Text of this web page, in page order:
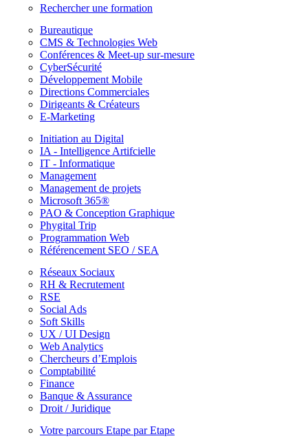
Rechercher une formation
Bureautique
CMS & Technologies Web
Conférences & Meet-up sur-mesure
CyberSécurité
Développement Mobile
Directions Commerciales
Dirigeants & Créateurs
E-Marketing
Initiation au Digital
IA - Intelligence Artifcielle
IT - Informatique
Management
Management de projets
Microsoft 365®
PAO & Conception Graphique
Phygital Trip
Programmation Web
Référencement SEO / SEA
Réseaux Sociaux
RH & Recrutement
RSE
Social Ads
Soft Skills
UX / UI Design
Web Analytics
Chercheurs d’Emplois
Comptabilité
Finance
Banque & Assurance
Droit / Juridique
Votre parcours Etape par Etape